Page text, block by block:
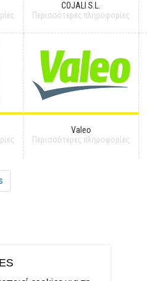
COJALI S.L.
Περισσότερες πληροφορίες
Valeo
Περισσότερες πληροφορίες